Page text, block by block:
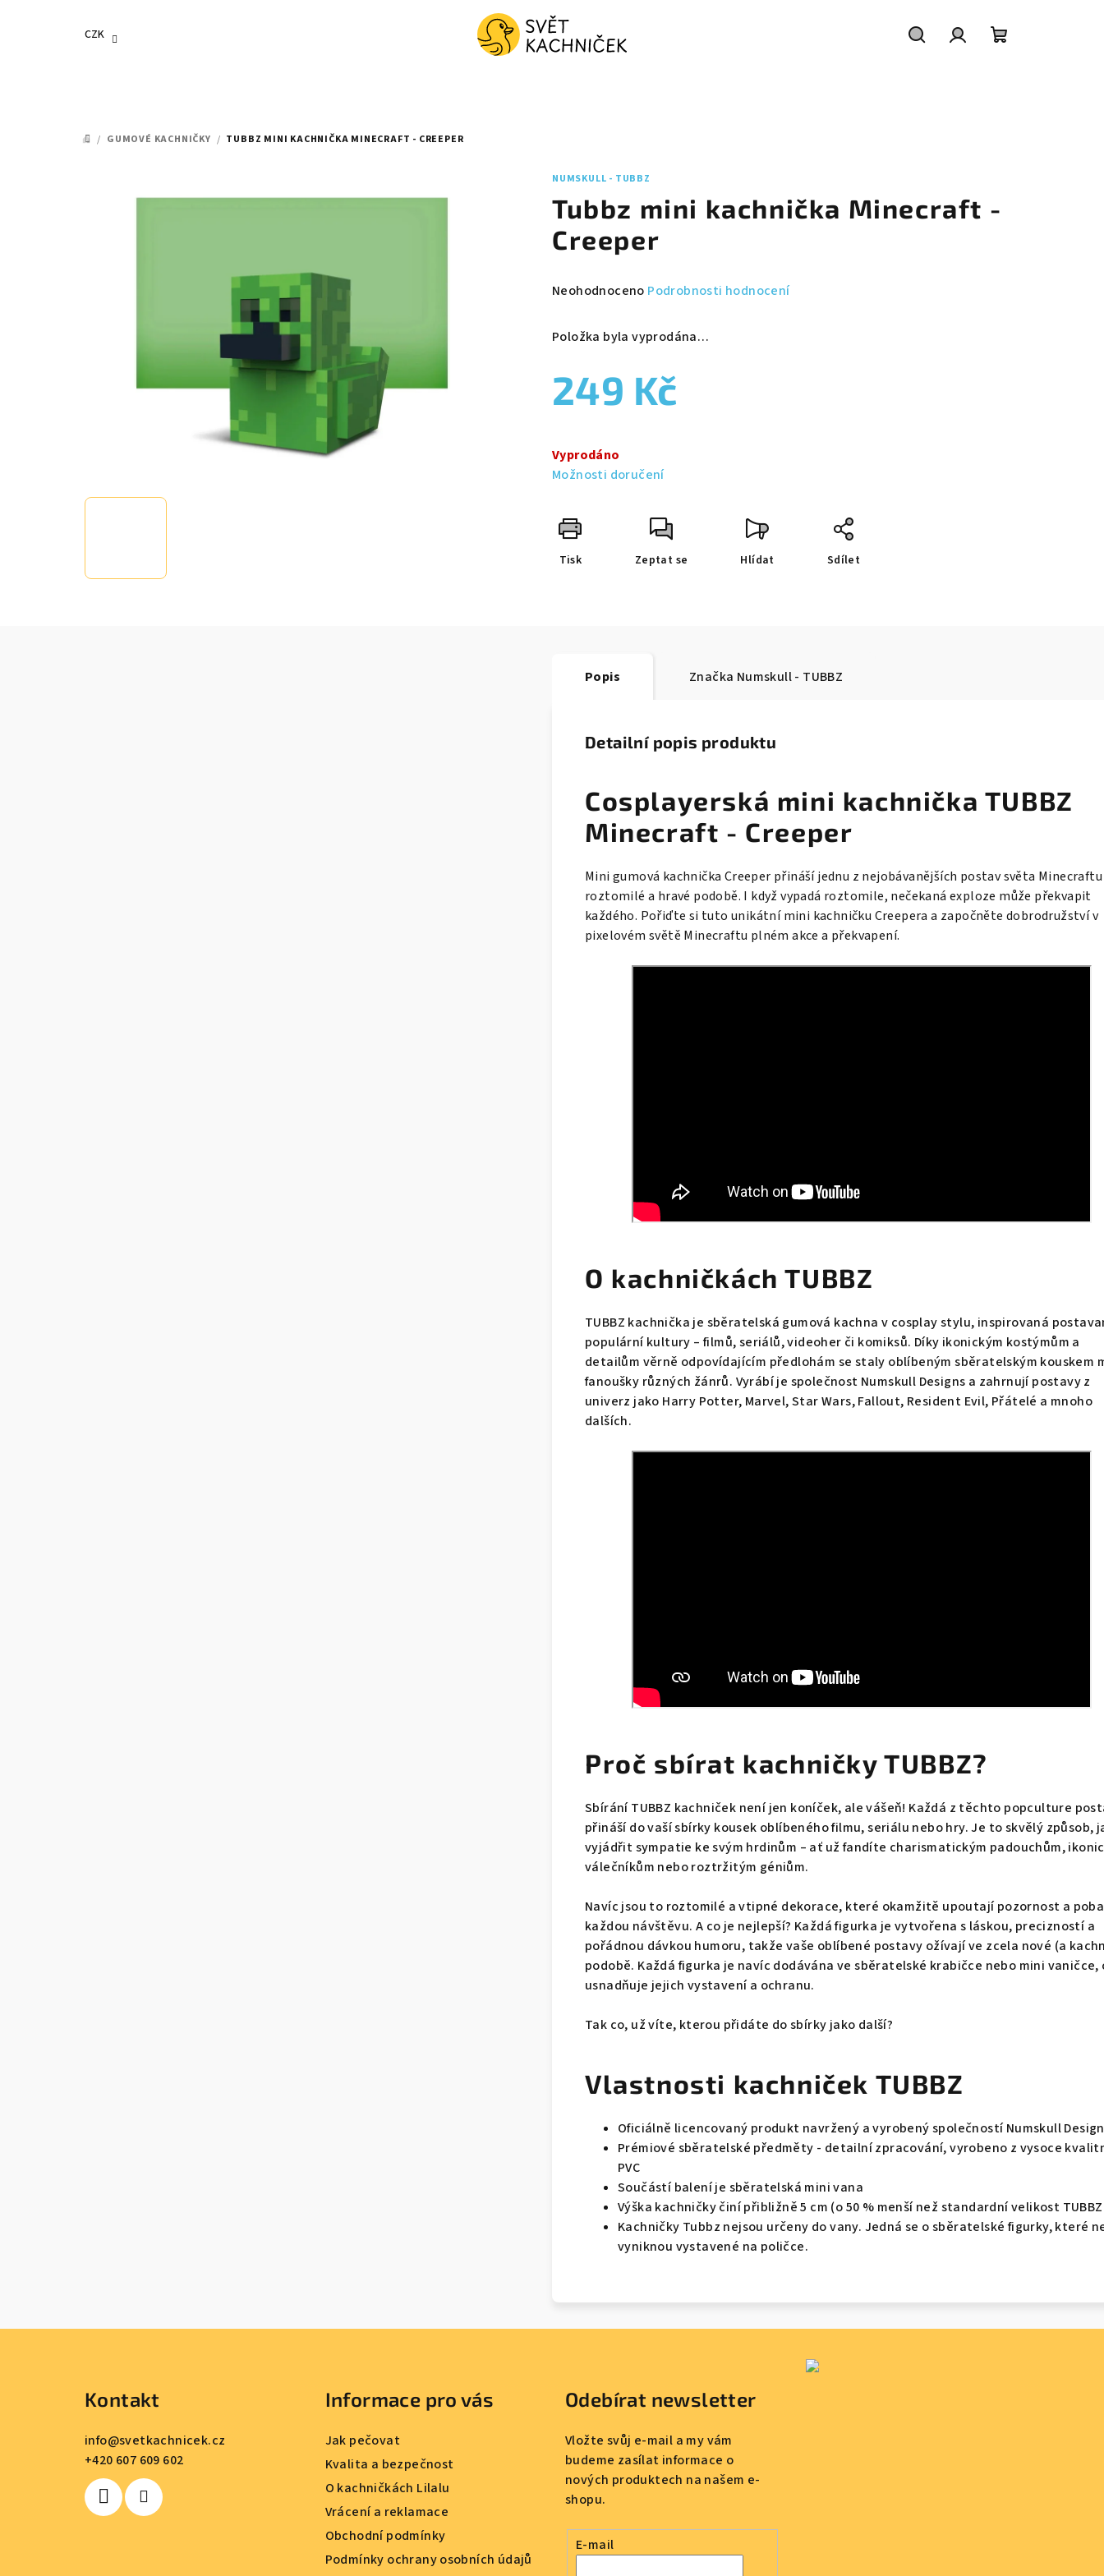
CZK
DOMŮ
/ GUMOVÉ KACHNIČKY / TUBBZ MINI KACHNIČKA MINECRAFT - CREEPER
NUMSKULL - TUBBZ
Tubbz mini kachnička Minecraft -
Creeper
Průměrné
produktu
z
5
Neohodnoceno Podrobnosti hodnocení
Položka byla vyprodána…
249 Kč
cena:
Vyprodáno
Možnosti doručení
Tisk Zeptat se Hlídat Sdílet
Popis Značka Numskull - TUBBZ
Detailní popis produktu
Cosplayerská mini kachnička TUBBZ
Minecraft - Creeper
Mini gumová kachnička Creeper přináší jednu z nejobávanějších postav světa
roztomilé a hravé podobě. I když vypadá roztomile, nečekaná exploze může překvapit
každého. Pořiďte si tuto unikátní mini kachničku Creepera a započněte dobrodružství v
pixelovém světě Minecraftu plném akce a překvapení.
O kachničkách TUBBZ
TUBBZ kachnička je sběratelská gumová kachna v cosplay stylu, inspirovaná
populární kultury – filmů, seriálů, videoher či komiksů. Díky ikonickým kostýmům a
detailům věrně odpovídajícím předlohám se staly oblíbeným sběratelským kouskem
fanoušky různých žánrů. Vyrábí je společnost Numskull Designs a zahrnují postavy z
univerz jako Harry Potter, Marvel, Star Wars, Fallout, Resident Evil, Přátelé a mnoho
dalších.
Proč sbírat kachničky TUBBZ?
Sbírání TUBBZ kachniček není jen koníček, ale vášeň! Každá z těchto popculture
přináší do vaší sbírky kousek oblíbeného filmu, seriálu nebo hry. Je to skvělý způsob,
vyjádřit sympatie ke svým hrdinům – ať už fandíte charismatickým padouchům,
válečníkům nebo roztržitým géniům.
Navíc jsou to roztomilé a vtipné dekorace, které okamžitě upoutají pozornost a
každou návštěvu. A co je nejlepší? Každá figurka je vytvořena s láskou, precizností a
pořádnou dávkou humoru, takže vaše oblíbené postavy ožívají ve zcela nové (a
podobě. Každá figurka je navíc dodávána ve sběratelské krabičce nebo mini vaničce,
usnadňuje jejich vystavení a ochranu.
Tak co, už víte, kterou přidáte do sbírky jako další?
Vlastnosti kachniček TUBBZ
Oficiálně licencovaný produkt navržený a vyrobený společností Numskull
Prémiové sběratelské předměty - detailní zpracování, vyrobeno z vysoce
PVC
Součástí balení je sběratelská mini vana
Výška kachničky činí přibližně 5 cm (o 50 % menší než standardní velikost
Kachničky Tubbz nejsou určeny do vany. Jedná se o sběratelské figurky, které
vyniknou vystavené na poličce.
Kontakt
info@svetkachnicek.cz
+420 607 609 602
Informace pro vás
Jak pečovat
Kvalita a bezpečnost
O kachničkách Lilalu
Vrácení a reklamace
Obchodní podmínky
Podmínky ochrany osobních údajů
Odebírat newsletter
Vložte svůj e-mail a my vám
budeme zasílat informace o
nových produktech na našem e-
shopu.
E-mail